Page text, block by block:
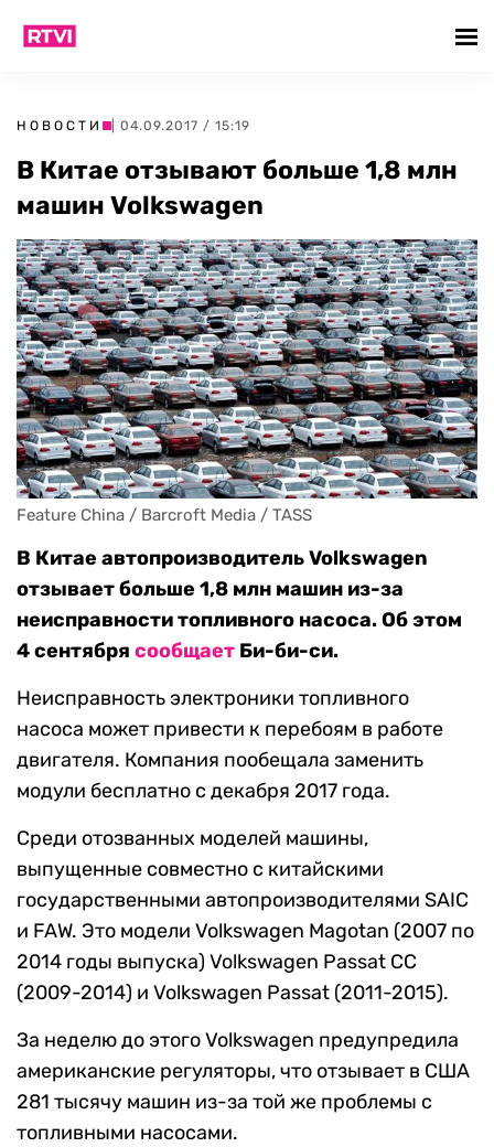
НОВОСТИ | 04.09.2017 / 15:19
В Китае отзывают больше 1,8 млн
машин Volkswagen
Feature China / Barcroft Media / TASS
В Китае автопроизводитель Volkswagen
отзывает больше 1,8 млн машин из-за
неисправности топливного насоса. Об этом
4 сентября сообщает Би-би-си.
Неисправность электроники топливного
насоса может привести к перебоям в работе
двигателя. Компания пообещала заменить
модули бесплатно с декабря 2017 года.
Среди отозванных моделей машины,
выпущенные совместно с китайскими
государственными автопроизводителями SAIC
и FAW. Это модели Volkswagen Magotan (2007 по
2014 годы выпуска) Volkswagen Passat CC
(2009-2014) и Volkswagen Passat (2011-2015).
За неделю до этого Volkswagen предупредила
американские регуляторы, что отзывает в США
281 тысячу машин из-за той же проблемы с
топливными насосами.